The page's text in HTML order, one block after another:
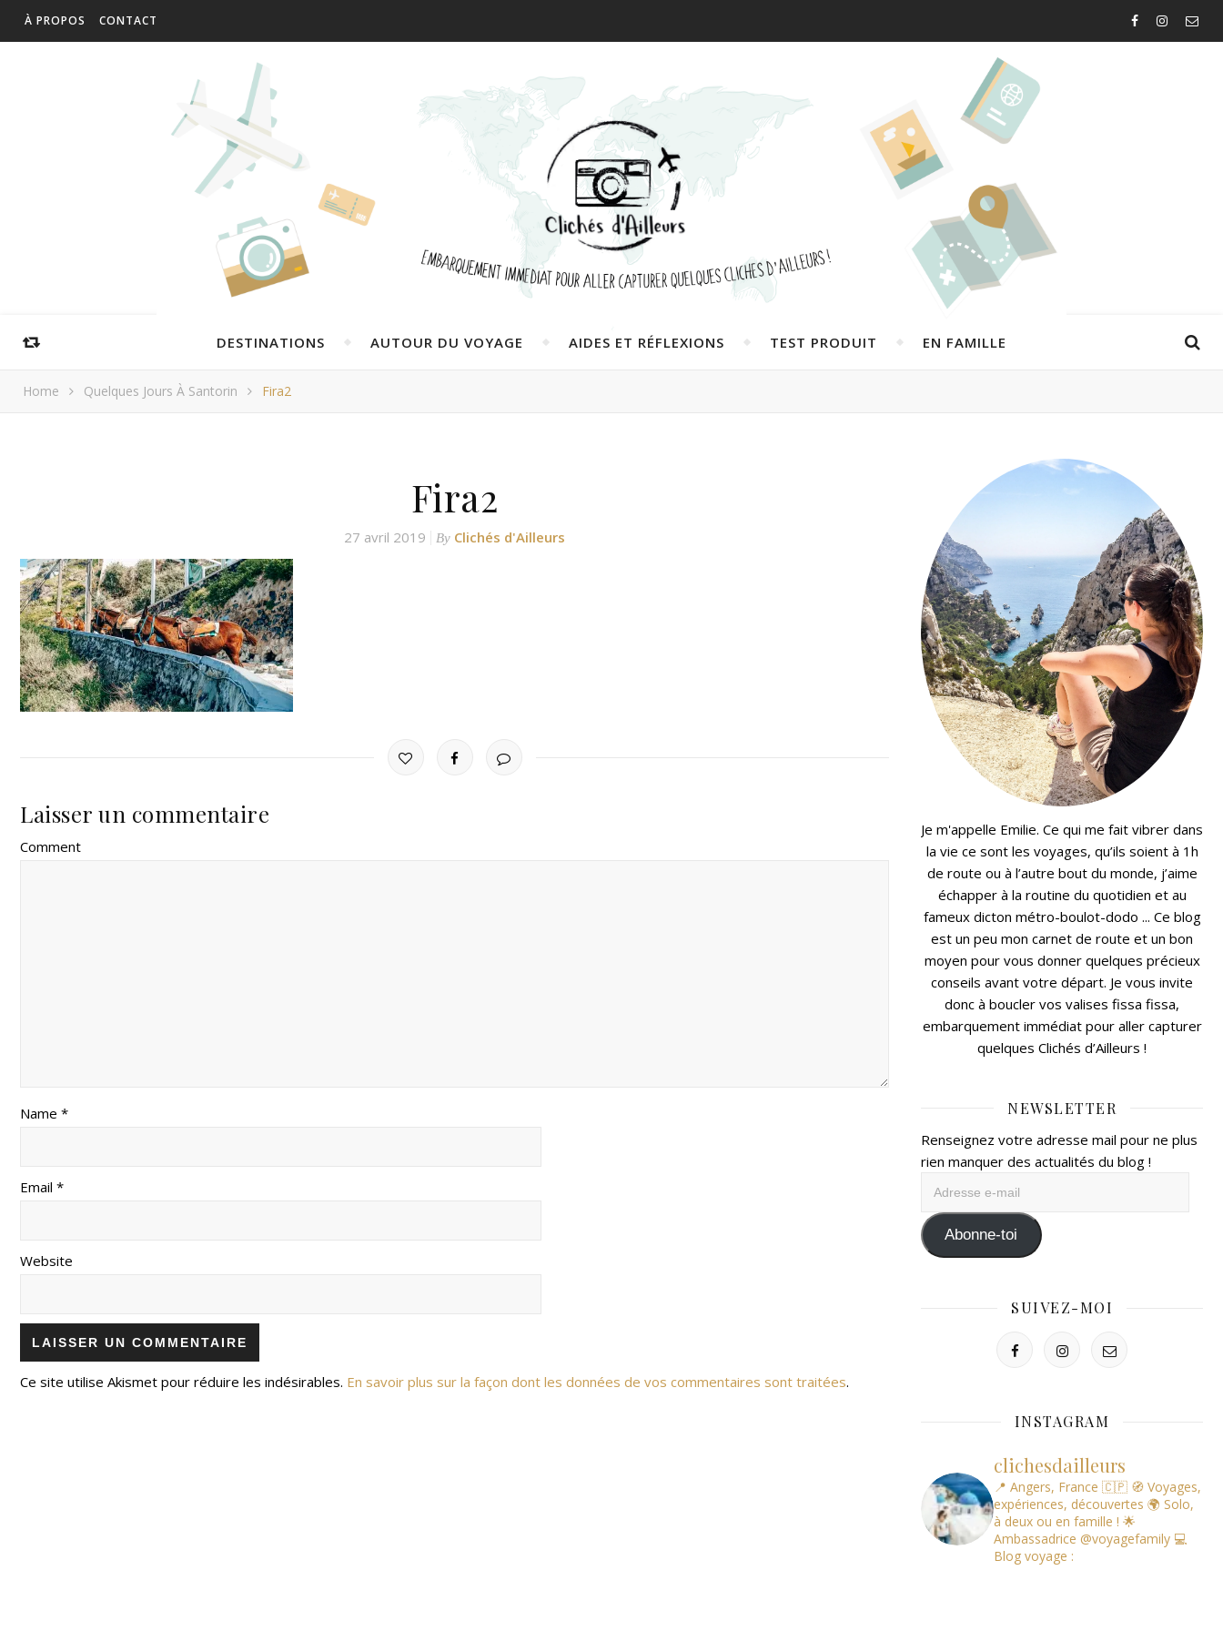
À PROPOS CONTACT
DESTINATIONS AUTOUR DU VOYAGE AIDES ET RÉFLEXIONS TEST PRODUIT EN FAMILLE
Home Quelques Jours À Santorin Fira2
Fira2
27 avril 2019 By Clichés d'Ailleurs
Laisser un commentaire
Comment
Name *
Email *
Website
Ce site utilise Akismet pour réduire les indésirables. En savoir plus sur la façon dont les données de vos commentaires sont traitées.
Je m'appelle Emilie. Ce qui me fait vibrer dans
la vie ce sont les voyages, qu’ils soient à 1h
de route ou à l’autre bout du monde, j’aime
échapper à la routine du quotidien et au
fameux dicton métro-boulot-dodo ... Ce blog
est un peu mon carnet de route et un bon
moyen pour vous donner quelques précieux
conseils avant votre départ. Je vous invite
donc à boucler vos valises fissa fissa,
embarquement immédiat pour aller capturer
quelques Clichés d’Ailleurs !
NEWSLETTER
Renseignez votre adresse mail pour ne plus
rien manquer des actualités du blog !
mail Abonne-toi
SUIVEZ-MOI
INSTAGRAM
clichesdailleurs
📍 Angers, France 🇨🇵 🧭 Voyages,
expériences, découvertes 🌍 Solo,
à deux ou en famille ! 🌟
Ambassadrice @voyagefamily 💻
Blog voyage :